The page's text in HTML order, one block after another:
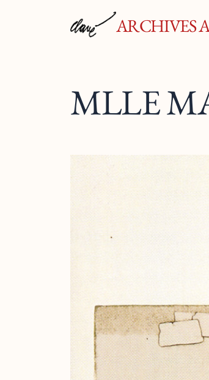
ARCHIVES
MLLE